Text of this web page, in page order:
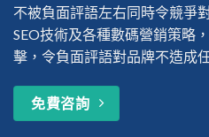
不被負面評語左右同時令競爭
SEO技術及各種數碼營銷策略
擊，令負面評語對品牌不造成
免費咨詢